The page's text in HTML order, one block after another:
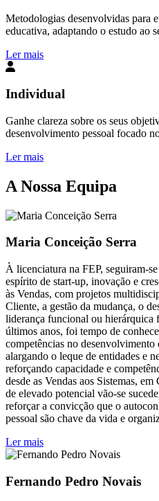
Metodologias desenvolvidas para
educativa, adaptando o estudo ao
Ler mais
Individual
Ganhe clareza sobre os seus
desenvolvimento pessoal focado
Ler mais
A Nossa Equipa
Maria Conceição Serra
À licenciatura na FEP, seguiram-
espírito de start-up, inovação e
às Vendas, com projetos
Cliente, a gestão da mudança, o
liderança funcional ou hierárquica
últimos anos, foi tempo de
competências no desenvolvimento
alargando o leque de entidades e
reforçando capacidade e
desde as Vendas aos Sistemas,
de elevado potencial vão-se
reforçar a convicção que o
pessoal são chave da vida e
Ler mais
Fernando Pedro Novais